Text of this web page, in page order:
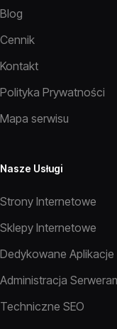
Blog
Cennik
Kontakt
Polityka Prywatności
Mapa serwisu
Nasze Usługi
Strony Internetowe
Sklepy Internetowe
Dedykowane Aplikacje
Administracja
Techniczne SEO